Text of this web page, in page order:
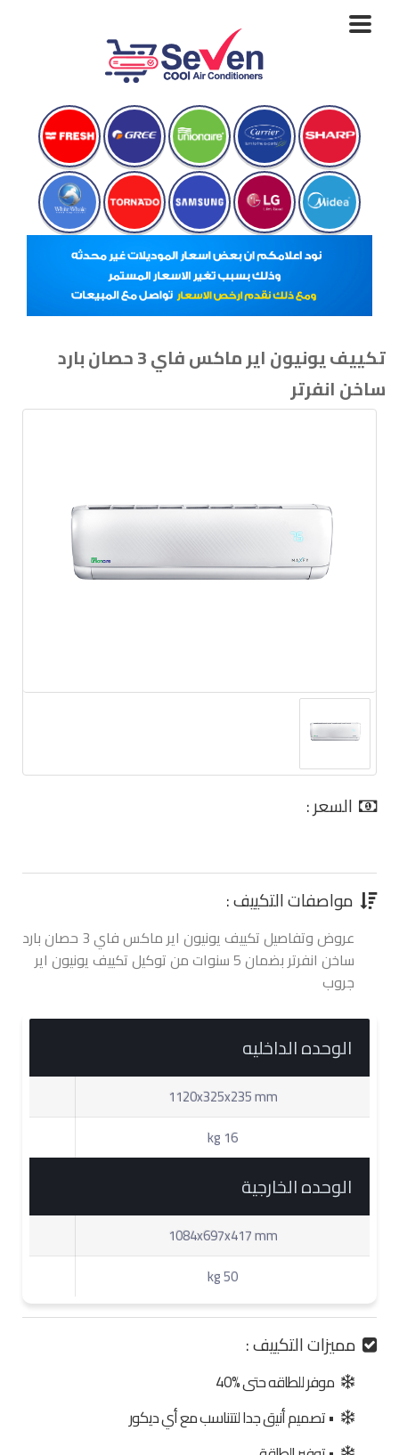
Toggle
تكييف يونيون اير ماكس فاي 3 حصان بارد
ساخن انفرتر
السعر :
مواصفات التكييف :
عروض وتفاصيل تكييف يونيون اير ماكس فاي 3 حصان بارد
ساخن انفرتر بضمان 5 سنوات من توكيل تكييف يونيون اير
جروب
الوحده الداخليه
1120x325x235 mm
16 kg
الوحده الخارجية
1084x697x417 mm
50 kg
مميزات التكييف :
موفر للطاقه حتى %40
• تصميم أنيق جدا لتتناسب مع أي ديكور